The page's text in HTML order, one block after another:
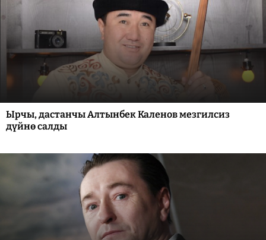
Ырчы, дастанчы Алтынбек Каленов мезгилсиз
дүйнө салды